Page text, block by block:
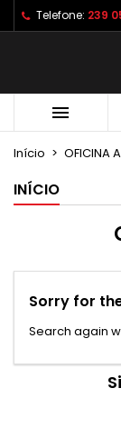
Telefone: 239

Início OFICINA
INÍCIO
Sorry for
Search again
As
Criar
Criar
Nome da
Entrar
É
produtos na